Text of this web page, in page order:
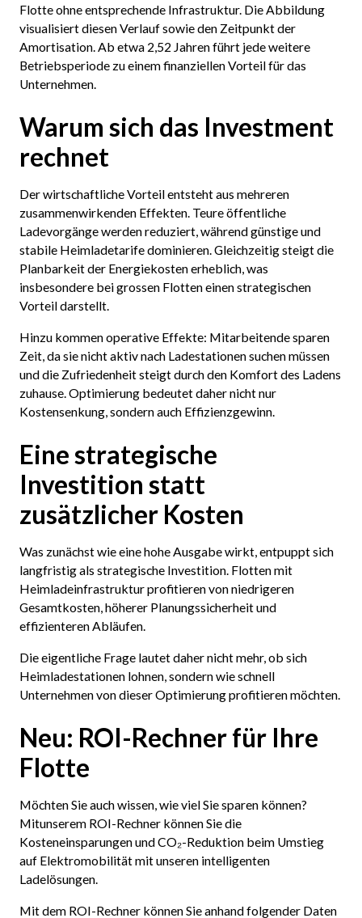
Flotte ohne entsprechende Infrastruktur. Die Abbildung
visualisiert diesen Verlauf sowie den Zeitpunkt der
Amortisation. Ab etwa 2,52 Jahren führt jede weitere
Betriebsperiode zu einem finanziellen Vorteil für das
Unternehmen.
Warum sich das Investment
rechnet
Der wirtschaftliche Vorteil entsteht aus mehreren
zusammenwirkenden Effekten. Teure öffentliche
Ladevorgänge werden reduziert, während günstige und
stabile Heimladetarife dominieren. Gleichzeitig steigt die
Planbarkeit der Energiekosten erheblich, was
insbesondere bei grossen Flotten einen strategischen
Vorteil darstellt.
Hinzu kommen operative Effekte: Mitarbeitende sparen
Zeit, da sie nicht aktiv nach Ladestationen suchen müssen
und die Zufriedenheit steigt durch den Komfort des Ladens
zuhause. Optimierung bedeutet daher nicht nur
Kostensenkung, sondern auch Effizienzgewinn.
Eine strategische
Investition statt
zusätzlicher Kosten
Was zunächst wie eine hohe Ausgabe wirkt, entpuppt sich
langfristig als strategische Investition. Flotten mit
Heimladeinfrastruktur profitieren von niedrigeren
Gesamtkosten, höherer Planungssicherheit und
effizienteren Abläufen.
Die eigentliche Frage lautet daher nicht mehr, ob sich
Heimladestationen lohnen, sondern wie schnell
Unternehmen von dieser Optimierung profitieren möchten.
Neu: ROI-Rechner für Ihre
Flotte
Möchten Sie auch wissen, wie viel Sie sparen können?
Mitunserem ROI-Rechner können Sie die
Kosteneinsparungen und CO₂-Reduktion beim Umstieg
auf Elektromobilität mit unseren intelligenten
Ladelösungen.
Mit dem ROI-Rechner können Sie anhand folgender Daten